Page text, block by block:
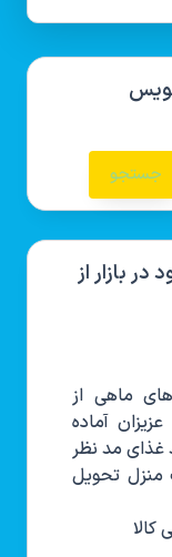
بازار از
ماهی از
آماده
غذای مد نظر
منزل تحویل